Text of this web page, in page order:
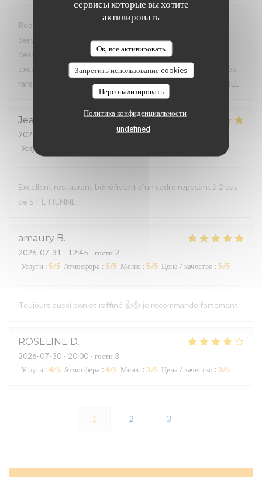
сервисы которые вы хотите
активировать
Ок, все активировать
Запретить использование cookies
Персонализировать
Политика конфиденциальности
undefined
Repas du jour excellent, très bon rapport qualité / prix.
Service à l'assiette super bien présentée de l'entrée au
dessert. Déjeuner en terrasse très agréable, service
excellent, à souligner serviettes de table en tissu (c'est très
rare de nos jours pour un menu du jour) TRES BONNE TABLE
Jean Marc
2026-07-31
- 20:15 - гости 3
Услуги
/5
Excellent restaurant bénéficiant d’un cadre reposant à 2 pas
de ST ETIENNE
amaury B
2026-07-31 - 12:45 - гости 2
Услуги : 5/5 Атмосфера : 5/5 Меню : 5/5 Цена / качество :5/5
Toujours aussi bon et raffiné 👍👍 je recommande fortement
ROSELINE D
2026-07-30 - 20:00 - гости 3
Услуги : 4/5 Атмосфера : 4/5 Меню : 3/5 Цена / качество : 3/5
1 2 3